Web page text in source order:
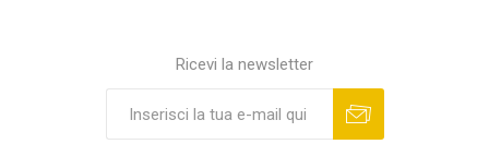
Ricevi la newsletter